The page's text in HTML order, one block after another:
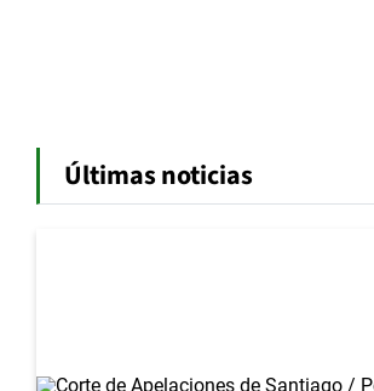
Últimas noticias